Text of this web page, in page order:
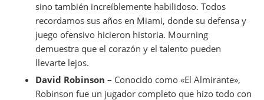
sino también increíblemente habilidoso. Todos
recordamos sus años en Miami, donde su defensa y
juego ofensivo hicieron historia. Mourning
demuestra que el corazón y el talento pueden
llevarte lejos.
David Robinson – Conocido como «El Almirante»,
Robinson fue un jugador completo que hizo todo con